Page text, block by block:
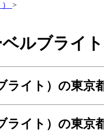
>
ルブライ
ライト）の東京
ライト）の東京